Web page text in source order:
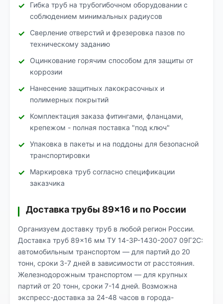
Гибка труб на трубогибочном оборудовании с
соблюдением минимальных радиусов
Сверление отверстий и фрезеровка пазов по
техническому заданию
Оцинкование горячим способом для защиты от
коррозии
Нанесение защитных лакокрасочных и
полимерных покрытий
Комплектация заказа фитингами, фланцами,
крепежом - полная поставка "под ключ"
Упаковка в пакеты и на поддоны для безопасной
транспортировки
Маркировка труб согласно спецификации
заказчика
Доставка трубы 89×16 и по России
Организуем доставку труб в любой регион России.
Доставка труб 89×16 мм ТУ 14-3Р-1430-2007 09Г2С:
автомобильным транспортом — для партий до 20
тонн, сроки 3-7 дней в зависимости от расстояния.
Железнодорожным транспортом — для крупных
партий от 20 тонн, сроки 7-14 дней. Возможна
экспресс-доставка за 24-48 часов в города-